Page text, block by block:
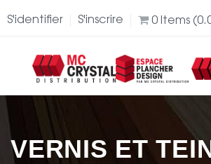
S'identifier S'inscrire 0 Items (
VERNIS ET